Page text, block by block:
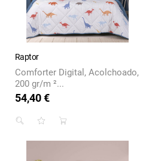
Raptor
Comforter Digital, Acolchoado,
200 gr/m ²...
Preço
54,40 €